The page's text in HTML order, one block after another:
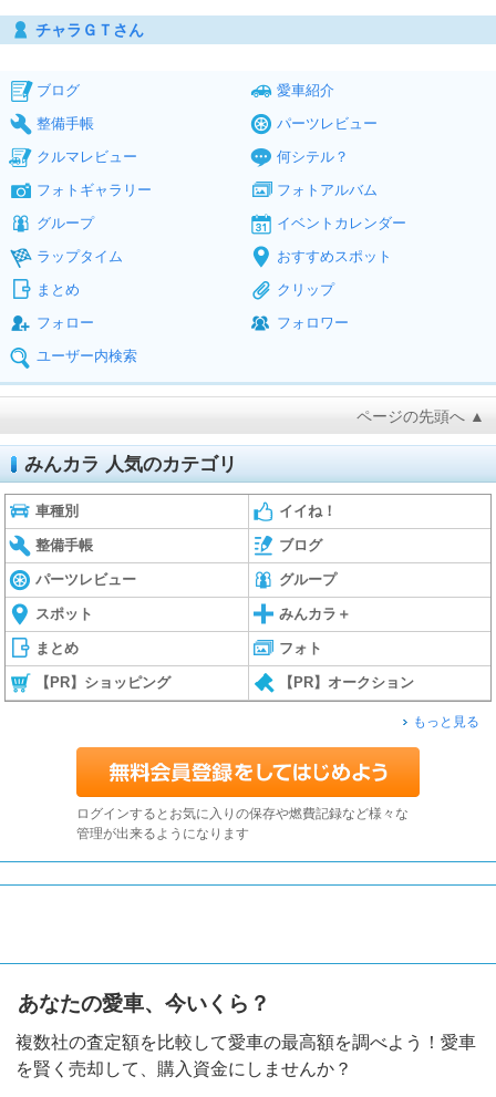
チャラＧＴさん
ブログ
愛車紹介
整備手帳
パーツレビュー
クルマレビュー
何シテル？
フォトギャラリー
フォトアルバム
グループ
イベントカレンダー
ラップタイム
おすすめスポット
まとめ
クリップ
フォロー
フォロワー
ユーザー内検索
ページの先頭へ ▲
みんカラ 人気のカテゴリ
車種別 イイね！
整備手帳 ブログ
パーツレビュー グループ
スポット みんカラ＋
まとめ フォト
【PR】ショッピング 【PR】オークション
もっと見る
ログインするとお気に入りの保存や燃費記録など様々な
管理が出来るようになります
あなたの愛車、今いくら？
複数社の査定額を比較して愛車の最高額を調べよう！愛車
を賢く売却して、購入資金にしませんか？